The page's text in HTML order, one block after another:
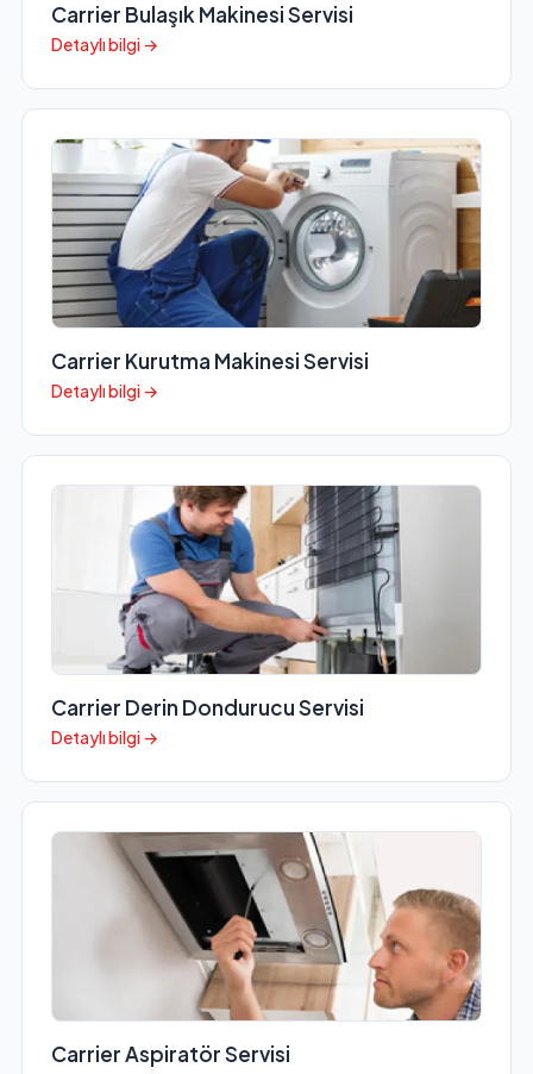
Carrier Bulaşık Makinesi Servisi
Detaylı bilgi →
Carrier Kurutma Makinesi Servisi
Detaylı bilgi →
Carrier Derin Dondurucu Servisi
Detaylı bilgi →
Carrier Aspiratör Servisi